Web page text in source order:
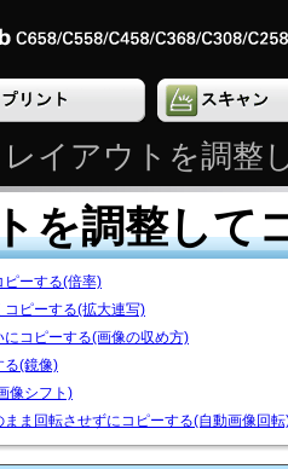
レイアウトを調整
を調整して
ピーする(倍率)
コピーする(拡大連写)
コピーする(画像の収め方)
る(鏡像)
像シフト)
ま回転させずにコピーする(自動画像回転